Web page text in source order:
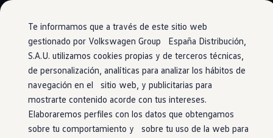
Te informamos que a través de este sitio web
gestionado por Volkswagen Group España Distribución,
S.A.U. utilizamos cookies propias y de terceros técnicas,
de personalización, analíticas para analizar los hábitos de
navegación en el sitio web, y publicitarias para
mostrarte contenido acorde con tus intereses.
Elaboraremos perfiles con los datos que obtengamos
sobre tu comportamiento y sobre tu uso de la web para
Ir
directamente
al contenido
Ir
directamente
al pie de
página
Conoce todos los modelos
Configura todos los modelos
Ver todos los modelos
Ver todos los modelos
Soluciones estandarizadas
Campers
Ofertas y stock
Ofertas para profesionales
Volkswagen nuevo en stock
Volkswagen de ocasión en stock
Ofertas para particulares
Sistemas de asistencia al conductor